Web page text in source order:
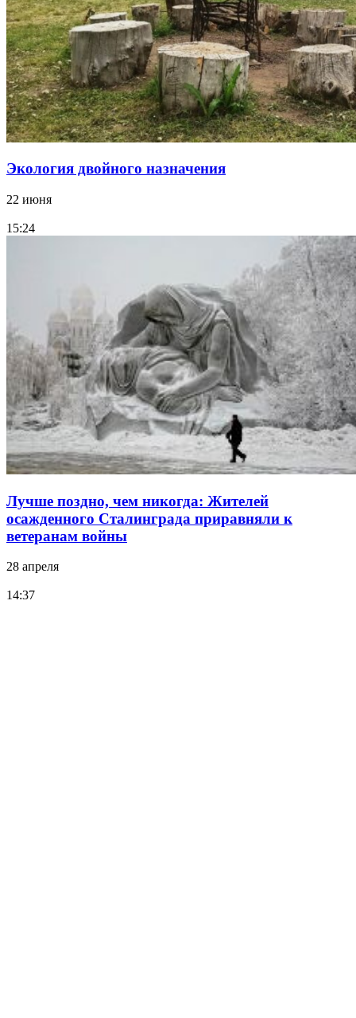
Экология двойного назначения
22 июня
15:24
Лучше поздно, чем никогда: Жителей
осажденного Сталинграда приравняли к
ветеранам войны
28 апреля
14:37